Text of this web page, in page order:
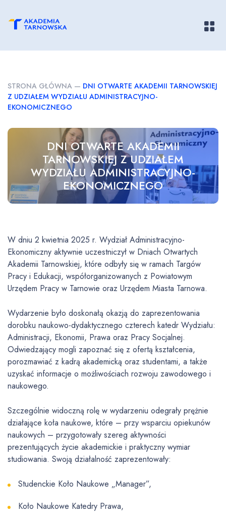
STRONA GŁÓWNA — DNI OTWARTE AKADEMII TARNOWSKIEJ
Z UDZIAŁEM WYDZIAŁU ADMINISTRACYJNO-
EKONOMICZNEGO
DNI OTWARTE AKADEMII
TARNOWSKIEJ Z UDZIAŁEM
WYDZIAŁU ADMINISTRACYJNO-
EKONOMICZNEGO
W dniu 2 kwietnia 2025 r. Wydział Administracyjno-
Ekonomiczny aktywnie uczestniczył w Dniach Otwartych
Akademii Tarnowskiej, które odbyły się w ramach Targów
Pracy i Edukacji, współorganizowanych z Powiatowym
Urzędem Pracy w Tarnowie oraz Urzędem Miasta Tarnowa.
Wydarzenie było doskonałą okazją do zaprezentowania
dorobku naukowo-dydaktycznego czterech katedr Wydziału:
Administracji, Ekonomii, Prawa oraz Pracy Socjalnej.
Odwiedzający mogli zapoznać się z ofertą kształcenia,
porozmawiać z kadrą akademicką oraz studentami, a także
uzyskać informacje o możliwościach rozwoju zawodowego i
naukowego.
Szczególnie widoczną rolę w wydarzeniu odegrały prężnie
działające koła naukowe, które – przy wsparciu opiekunów
naukowych – przygotowały szereg aktywności
prezentujących życie akademickie i praktyczny wymiar
studiowania. Swoją działalność zaprezentowały:
Studenckie Koło Naukowe „Manager”,
Koło Naukowe Katedry Prawa,